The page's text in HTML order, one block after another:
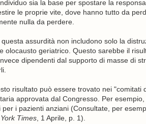
sia la base per spostare la
le proprie vite, dove hanno tutto da
nulla da perdere.
assurdità non includono solo la
olocausto geriatrico. Questo sarebbe il
dipendenti dal supporto di masse di
risultato può essere trovato nei
approvata dal Congresso. Per
i pazienti anziani (Consultate, per
Times, 1 Aprile, p. 1).